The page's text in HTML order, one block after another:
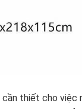
thiết cho việc